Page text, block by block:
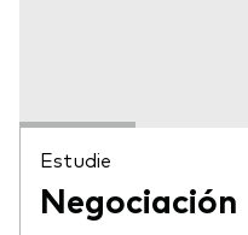
Estudie
Negociación